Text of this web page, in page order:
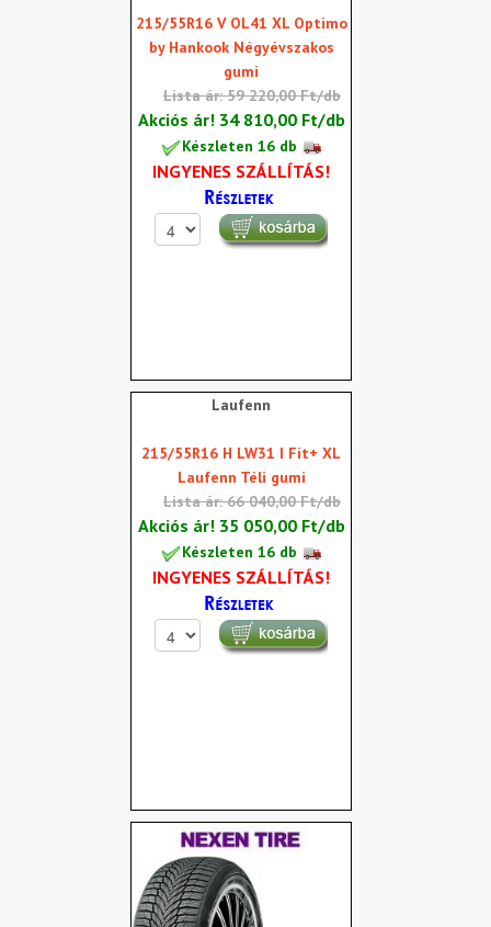
215/55R16 V OL41 XL Optimo
by Hankook Négyévszakos
gumi
Lista ár: 59 220,00 Ft/db
Akciós ár! 34 810,00 Ft/db
Készleten 16 db
INGYENES SZÁLLÍTÁS!
Laufenn
215/55R16 H LW31 I Fit+ XL
Laufenn Téli gumi
Lista ár: 66 040,00 Ft/db
Akciós ár! 35 050,00 Ft/db
Készleten 16 db
INGYENES SZÁLLÍTÁS!